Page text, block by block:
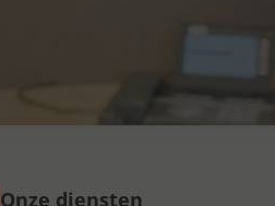
Onze diensten